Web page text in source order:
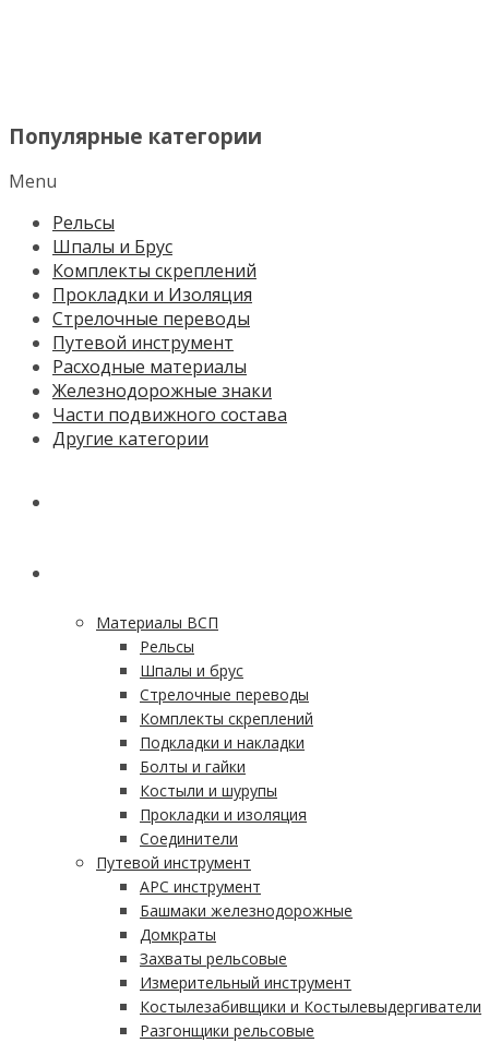
Популярные категории
Menu
Рельсы
Шпалы и Брус
Комплекты скреплений
Прокладки и Изоляция
Стрелочные переводы
Путевой инструмент
Расходные материалы
Железнодорожные знаки
Части подвижного состава
Другие категории
Материалы ВСП
Рельсы
Шпалы и брус
Стрелочные переводы
Комплекты скреплений
Подкладки и накладки
Болты и гайки
Костыли и шурупы
Прокладки и изоляция
Соединители
Путевой инструмент
АРС инструмент
Башмаки железнодорожные
Домкраты
Захваты рельсовые
Измерительный инструмент
Костылезабивщики и Костылевыдергиватели
Разгонщики рельсовые